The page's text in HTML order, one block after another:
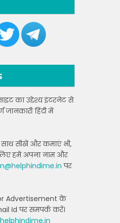
का उद्देश्य इंटरनेट से
जानकारी हिंदी में
सीखें और कमाएं भी,
हमें अपना नाम और
पर
Advertisement के
Id पर समपर्क करें।